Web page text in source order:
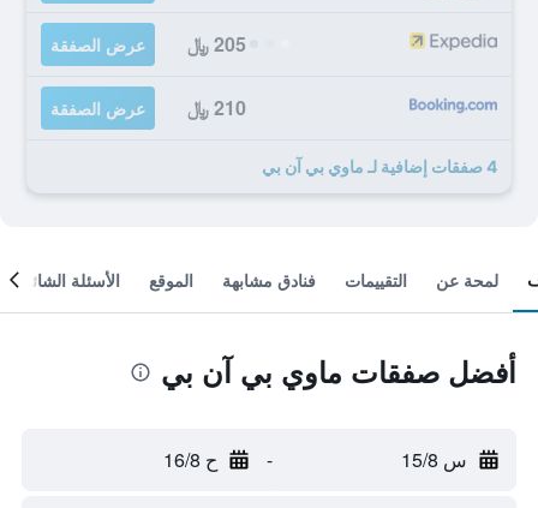
205 ﷼ عرض الصفقة
210 ﷼ عرض الصفقة
4 صفقات إضافية لـ ماوي بي آن بي
لمحة عن التقييمات فنادق مشابهة الموقع الأسئلة الشائعة
أفضل صفقات ماوي بي آن بي
س 15/8 - ح 16/8